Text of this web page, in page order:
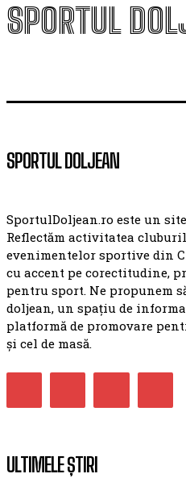
SPORTUL
SPORTUL DOLJEAN
SportulDoljean.ro este un
Reflectăm activitatea
evenimentelor sportive din
cu accent pe corectitudine,
pentru sport. Ne propunem
doljean, un spațiu de
platformă de promovare
și cel de masă.
ULTIMELE ȘTIRI